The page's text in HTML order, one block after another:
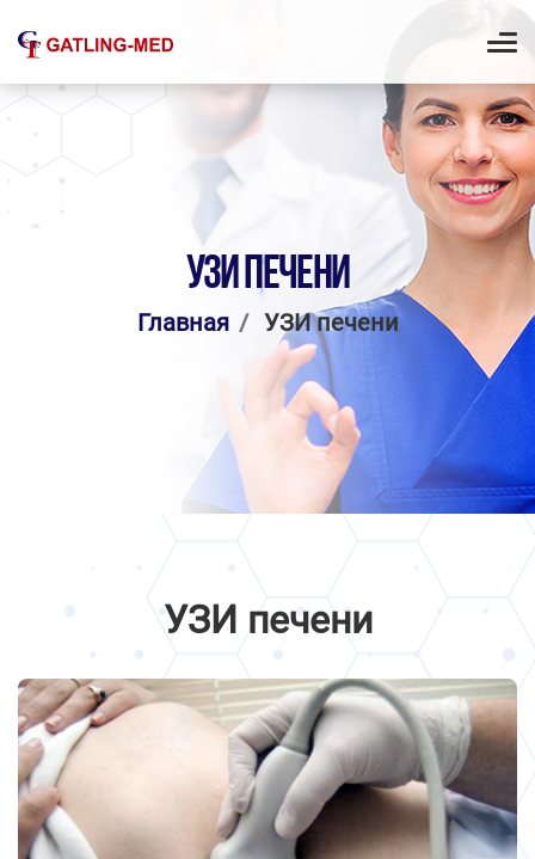
УЗИ ПЕЧЕНИ
Главная УЗИ печени
УЗИ печени